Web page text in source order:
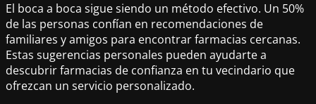
El boca a boca sigue siendo un método efectivo. Un 50%
de las personas confían en recomendaciones de
familiares y amigos para encontrar farmacias cercanas.
Estas sugerencias personales pueden ayudarte a
descubrir farmacias de confianza en tu vecindario que
ofrezcan un servicio personalizado.